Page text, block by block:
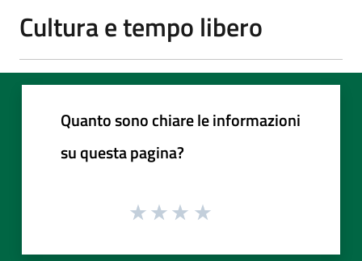
Cultura e tempo libero
Quanto sono chiare le informazioni
su questa pagina?